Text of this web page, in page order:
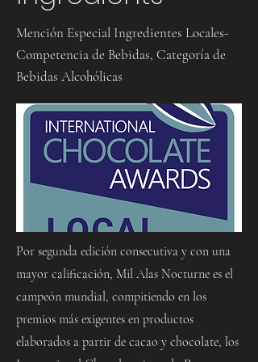
Mención Especial Ingredientes Locales-
Competencia de Bebidas, Categoría de
Bebidas Alcohólicas
Por segunda edición consecutiva y con una
mayor calificación, Mil Alas Nocturne es el
campeón mundial, compitiendo en los
premios más exigentes en productos
elaborados a partir de cacao y chocolate, los